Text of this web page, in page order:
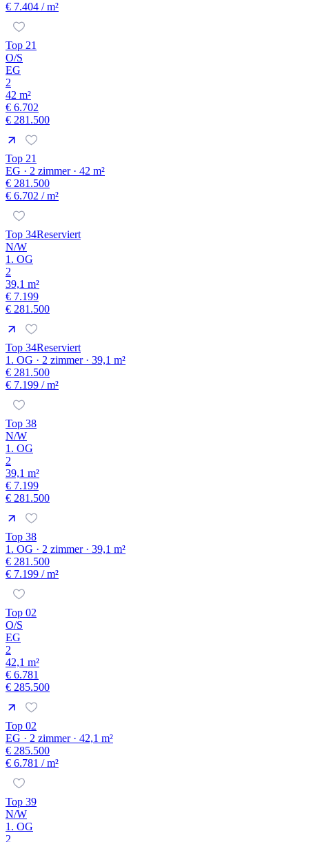
€ 7.404 / m²
Top 21
O/S
EG
2
42 m²
€ 6.702
€ 281.500
Top 21
EG · 2 zimmer · 42 m²
€ 281.500
€ 6.702 / m²
Top 34Reserviert
N/W
1. OG
2
39,1 m²
€ 7.199
€ 281.500
Top 34Reserviert
1. OG · 2 zimmer · 39,1 m²
€ 281.500
€ 7.199 / m²
Top 38
N/W
1. OG
2
39,1 m²
€ 7.199
€ 281.500
Top 38
1. OG · 2 zimmer · 39,1 m²
€ 281.500
€ 7.199 / m²
Top 02
O/S
EG
2
42,1 m²
€ 6.781
€ 285.500
Top 02
EG · 2 zimmer · 42,1 m²
€ 285.500
€ 6.781 / m²
Top 39
N/W
1. OG
2